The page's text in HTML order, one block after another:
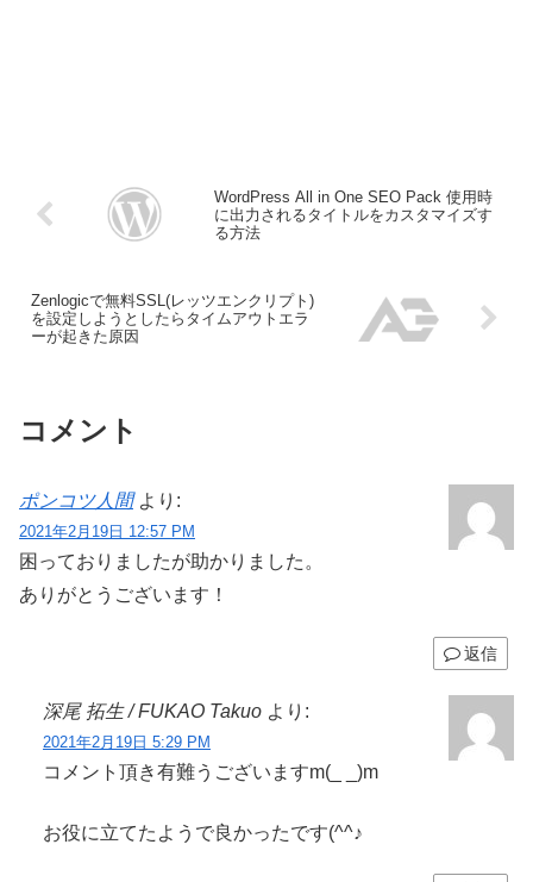
WordPress All in One SEO Pack 使用時
に出力されるタイトルをカスタマイズす
る方法
Zenlogicで無料SSL(レッツエンクリプト)
を設定しようとしたらタイムアウトエラ
ーが起きた原因
コメント
ポンコツ人間 より:
2021年2月19日 12:57 PM
困っておりましたが助かりました。
ありがとうございます！
返信
深尾 拓生 / FUKAO Takuo より:
2021年2月19日 5:29 PM
コメント頂き有難うございますm(_ _)m
お役に立てたようで良かったです(^^♪